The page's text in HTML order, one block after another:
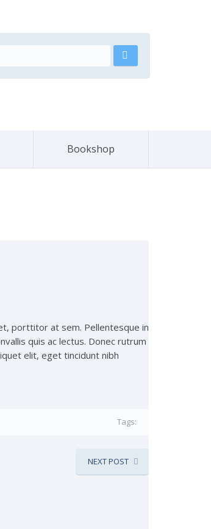
Bookshop
porttitor at sem. Pellentesque in
quis ac lectus. Donec rutrum
elit, eget tincidunt nibh
Tags:
NEXT POST